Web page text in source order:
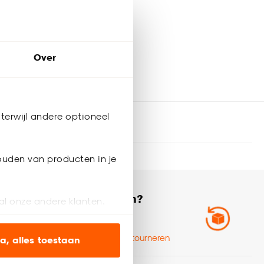
Over
andere optioneel
van producten in je
onze andere klanten.
alles toestaan
bestelling
retourneren?
Ruilen en retourneren